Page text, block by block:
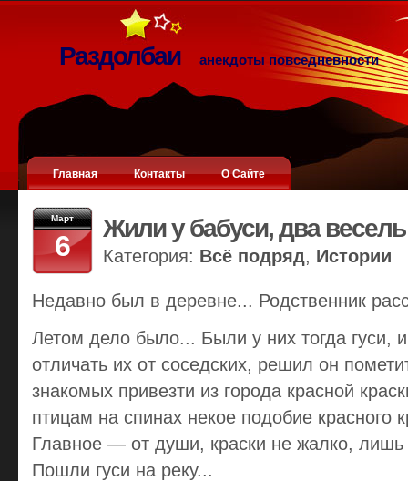
Раздолбаи анекдоты повседневности
Главная Контакты О Сайте
Март
6
Жили у бабуси, два
Категория: Всё подряд, Истории
Недавно был в деревне... Родственник
Летом дело было... Были у них тогда гуси,
отличать их от соседских, решил он
знакомых привезти из города красной
птицам на спинах некое подобие красного
Главное — от души, краски не жалко, лишь
Пошли гуси на реку...